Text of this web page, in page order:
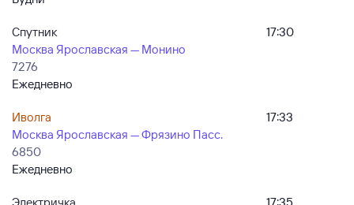
Спутник
Москва Ярославская — Монино
7276
Ежедневно
17:30
Иволга
Москва Ярославская — Фрязино Пасс.
6850
Ежедневно
17:33